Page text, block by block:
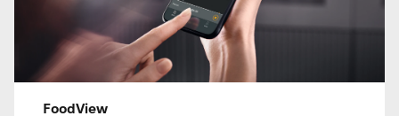
FoodView